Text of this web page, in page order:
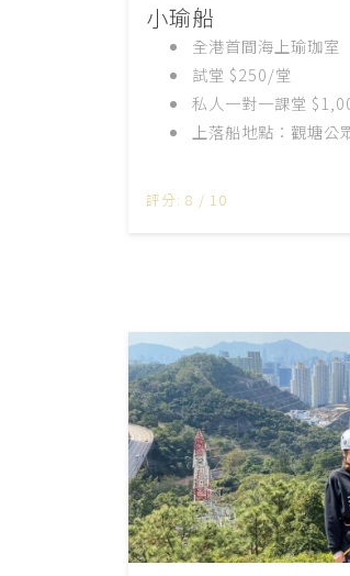
小瑜船
全港首間海上瑜珈室
試堂 $250/堂
私人一對一課堂
上落船地點：觀塘公
評分: 8 / 10